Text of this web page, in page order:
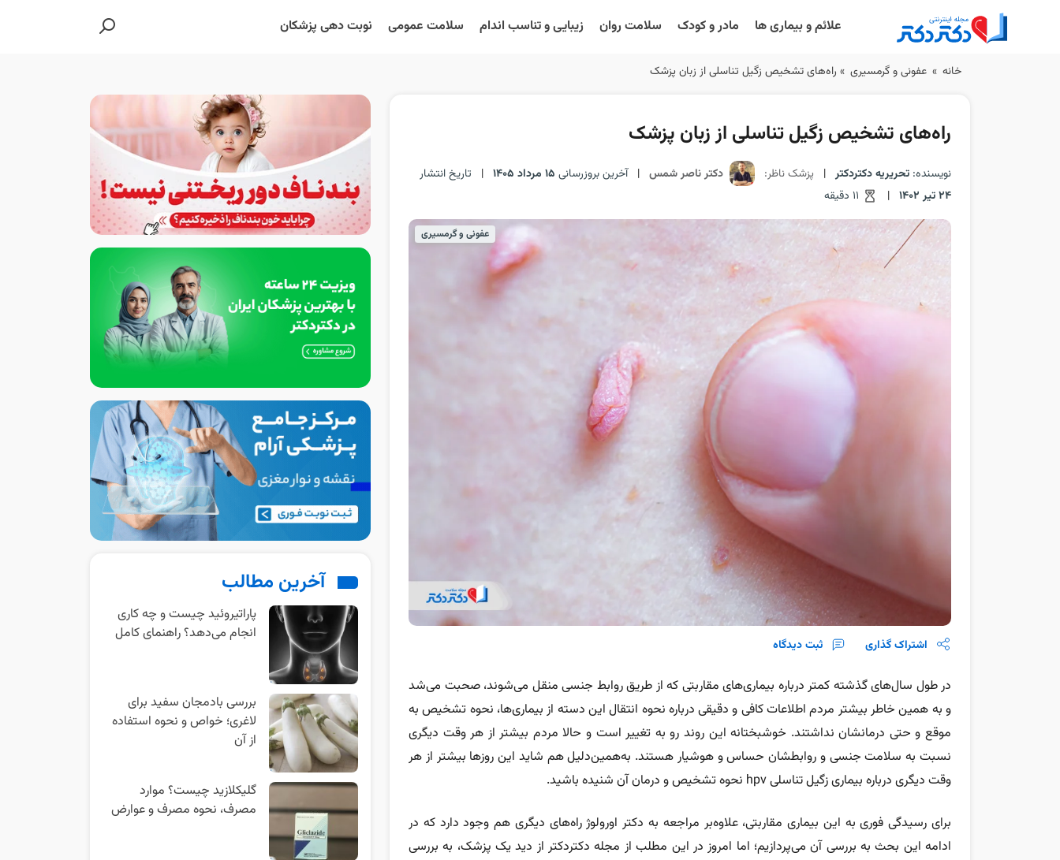
علائم و بیماری ها مادر و کودک سلامت روان زیبایی و تناسب اندام سلامت عمومی نوبت دهی پزشکان
خانه » عفونی و گرمسیری » راه‌های تشخیص زگیل تناسلی از زبان پزشک
راه‌های تشخیص زگیل تناسلی از زبان پزشک
نویسنده: تحریریه دکتردکتر | پزشک ناظر: دکتر ناصر شمس | آخرین بروزرسانی 15 مرداد 1405 |
تاریخ انتشار
24 تیر 1402
|
عفونی و گرمسیری
اشتراک گذاری ثبت دیدگاه
در طول سال‌های گذشته کمتر درباره بیماری‌های مقاربتی که از طریق روابط جنسی منقل می‌شوند، صحبت می‌شد
و به همین خاطر بیشتر مردم اطلاعات کافی و دقیقی درباره نحوه انتقال این دسته از بیماری‌ها، نحوه تشخیص به
موقع و حتی درمانشان نداشتند. خوشبختانه این روند رو به تغییر است و حالا مردم بیشتر از هر وقت دیگری
نسبت به سلامت جنسی و روابطشان حساس و هوشیار هستند. به‌همین‌دلیل هم شاید این روزها بیشتر از هر
وقت دیگری درباره بیماری زگیل تناسلی hpv نحوه تشخیص و درمان آن شنیده باشید.
برای رسیدگی فوری به این بیماری مقاربتی، علاوه‌بر مراجعه به دکتر اورولوژ راه‌های دیگری هم وجود دارد که در
ادامه این بحث به بررسی آن می‌پردازیم؛ اما امروز در این مطلب از مجله دکتردکتر از دید یک پزشک، به بررسی
آخرین مطالب
پاراتیروئید چیست و چه کاری
انجام می‌دهد؟ راهنمای کامل
بررسی بادمجان سفید برای
لاغری؛ خواص و نحوه استفاده
از آن
گلیکلازید چیست؟ موارد
مصرف، نحوه مصرف و عوارض